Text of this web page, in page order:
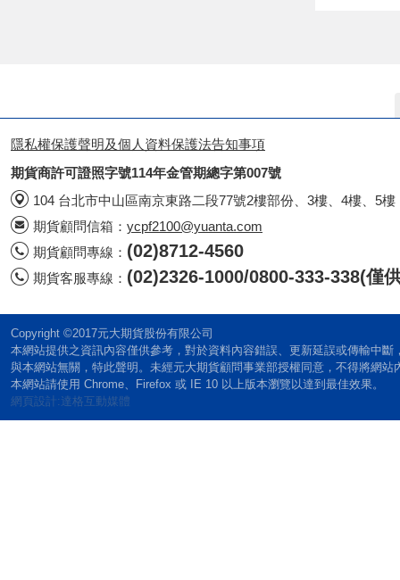
隱私權保護聲明及個人資料保護法告知事項
期貨商許可證照字號114年金管期總字第007號
104 台北市中山區南京東路二段77號2樓部份、3樓、4樓、5樓
期貨顧問信箱： ycpf2100@yuanta.com
期貨顧問專線： (02)8712-4560
期貨客服專線： (02)2326-1000/0800-333-338(僅
Copyright ©2017元大期貨股份有限公司
本網站提供之資訊內容僅供參考，對於資料內容錯誤、更新延誤或傳輸中
與本網站無關，特此聲明。未經元大期貨顧問事業部授權同意，不得將網站
本網站請使用 Chrome、Firefox 或 IE 10 以上版本瀏覽以達到最佳效果。
網頁設計:達格互動媒體